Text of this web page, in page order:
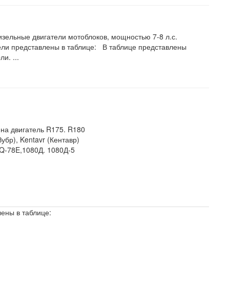
двигатели мотоблоков, мощностью 7-8 л.с.
представлены в таблице: В таблице представлены
...
на двигатель R175. R180
Kentavr (Кентавр)
78E,1080Д. 1080Д-5
в таблице: